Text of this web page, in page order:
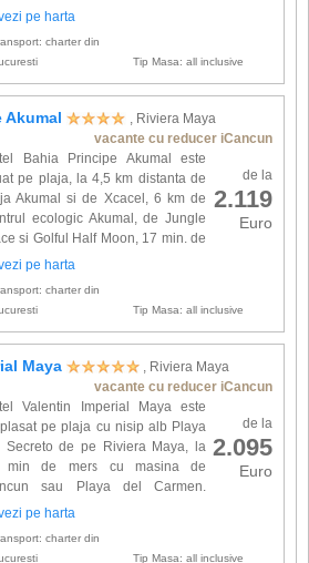
si este format din 769
cu: minifrigi...
pe harta
charter din
Tip Masa: all inclusive
Akumal
, Riviera Maya
vacante cu reducer iCancun
de la
2.119
Euro
Bahia Principe Akumal este
pe plaja, la 4,5 km distanta de
Akumal si de Xcacel, 6 km de
ecologic Akumal, de Jungle
si Golful Half Moon, 17 min. de
pe jos de Clubul de Golf Riviera
cu: bai...
pe harta
charter din
Tip Masa: all inclusive
Maya
, Riviera Maya
vacante cu reducer iCancun
de la
2.095
Euro
Valentin Imperial Maya este
pe plaja cu nisip alb Playa
Secreto de pe Riviera Maya, la
min de mers cu masina de
sau Playa del Carmen.
se distinge prin eleganta
fiind inconjurat de grad...
pe harta
charter din
Tip Masa: all inclusive